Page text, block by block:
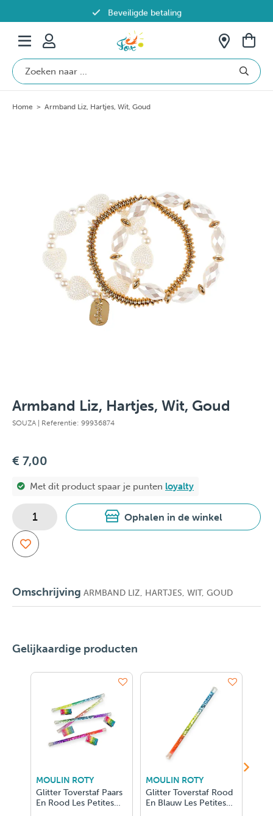
Beveiligde betaling
Gratis verzending vanaf €69 in België
Home > Armband Liz, Hartjes, Wit, Goud
Armband Liz, Hartjes, Wit, Goud
SOUZA | Referentie: 99936874
€ 7,00
Met dit product spaar je punten loyalty
Ophalen in de winkel
Omschrijving ARMBAND LIZ, HARTJES, WIT, GOUD
Gelijkaardige producten
MOULIN ROTY
Glitter Toverstaf Paars
En Rood Les Petites
MOULIN ROTY
Glitter Toverstaf Rood
En Blauw Les Petites